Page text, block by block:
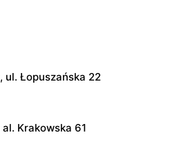
ul. Łopuszańska 22
Krakowska 61